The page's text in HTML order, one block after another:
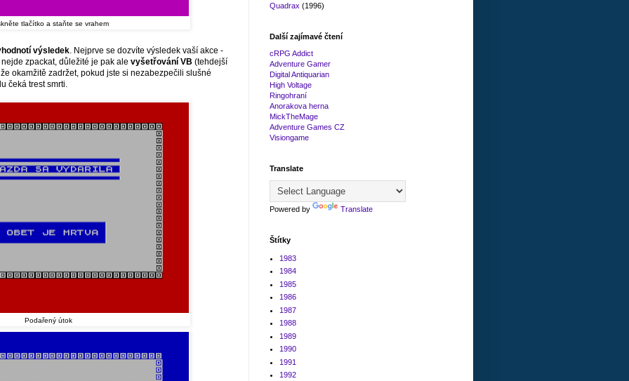
tlačítko a staňte se vrahem
výsledek . Nejprve se dozvíte výsledek vaší akce -
zpackat, důležité je pak ale vyšetřování VB (tehdejší
okamžitě zadržet, pokud jste si nezabezpečili slušné
čeká trest smrti.
Podařený útok
Quadrax (1996)
Další zajímavé čtení
cRPG Addict
Adventure Gamer
Digital Antiquarian
High Voltage
Ringohraní
Anorakova herna
MickTheMage
Adventure Games CZ
Visiongame
Translate
Powered by Translate
Štítky
1983
1984
1985
1986
1987
1988
1989
1990
1991
1992